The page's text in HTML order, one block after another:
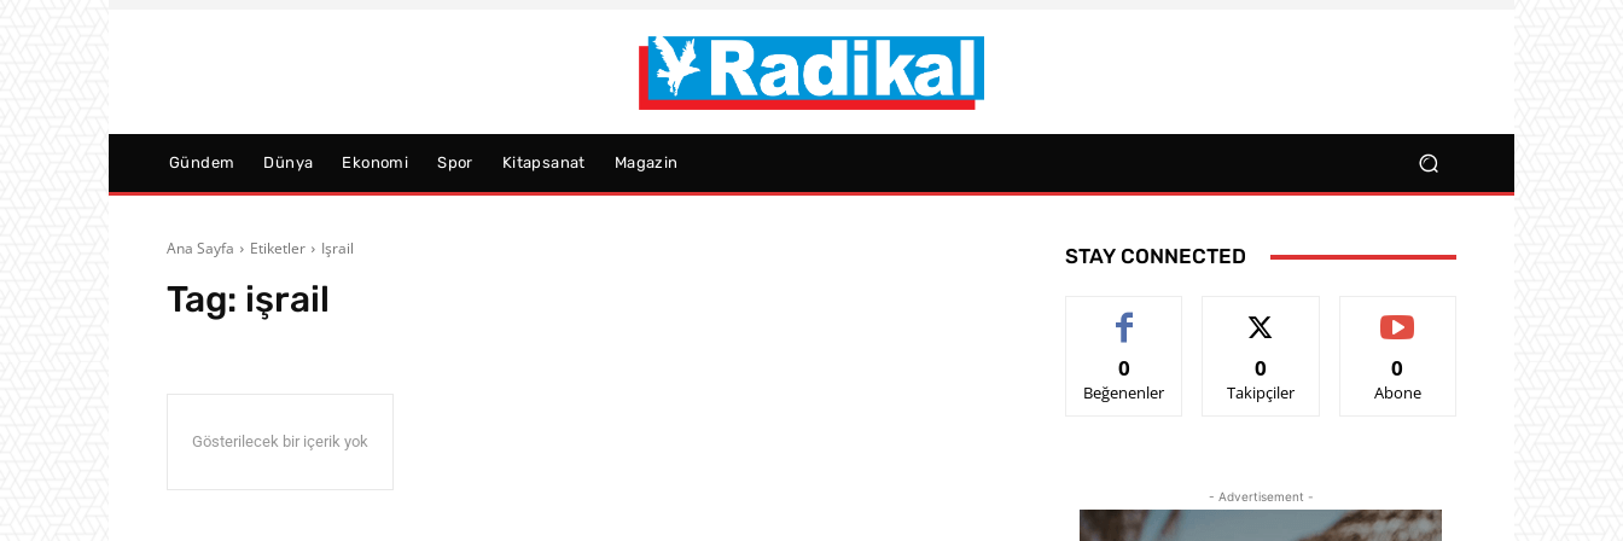
Gündem Dünya Ekonomi Spor Kitapsanat Magazin
Ana Sayfa Etiketler Işrail
Tag: işrail
Gösterilecek bir içerik yok
STAY CONNECTED
0
Beğenenler
0
Takipçiler
0
Abone
- Advertisement -